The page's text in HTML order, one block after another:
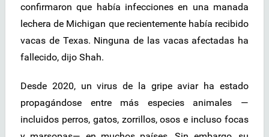
confirmaron que había infecciones en una manada
lechera de Michigan que recientemente había recibido
vacas de Texas. Ninguna de las vacas afectadas ha
fallecido, dijo Shah.
Desde 2020, un virus de la gripe aviar ha estado
propagándose entre más especies animales —
incluidos perros, gatos, zorrillos, osos e incluso focas